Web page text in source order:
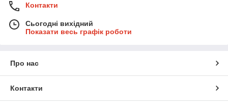
Контакти
Сьогодні вихідний
Показати весь графік роботи
Про нас
Контакти